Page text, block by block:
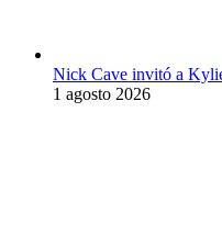
Nick Cave invitó a
1 agosto 2026